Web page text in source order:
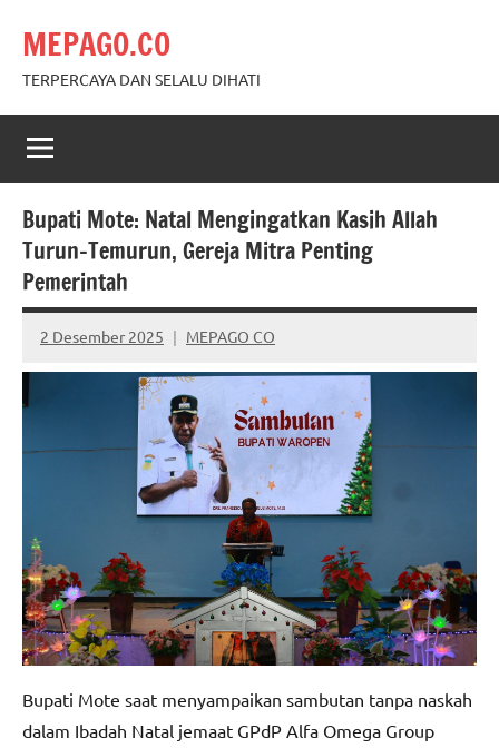
content
MEPAGO.CO
TERPERCAYA DAN SELALU DIHATI
Bupati Mote: Natal Mengingatkan Kasih Allah
Turun-Temurun, Gereja Mitra Penting
Pemerintah
2 Desember 2025 MEPAGO CO
No
comments
Bupati Mote saat menyampaikan sambutan tanpa naskah
dalam Ibadah Natal jemaat GPdP Alfa Omega Group